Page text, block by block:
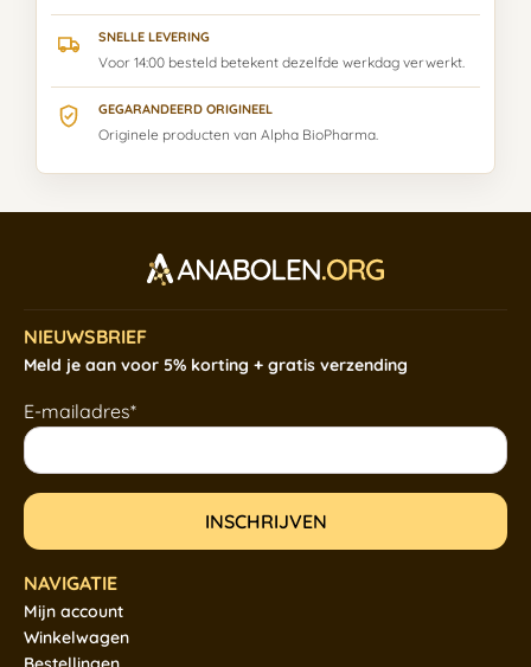
SNELLE LEVERING
Voor 14:00 besteld betekent dezelfde werkdag verwerkt.
GEGARANDEERD ORIGINEEL
Originele producten van Alpha BioPharma.
NIEUWSBRIEF
Meld je aan voor 5% korting + gratis verzending
E-mailadres*
NAVIGATIE
Mijn account
Winkelwagen